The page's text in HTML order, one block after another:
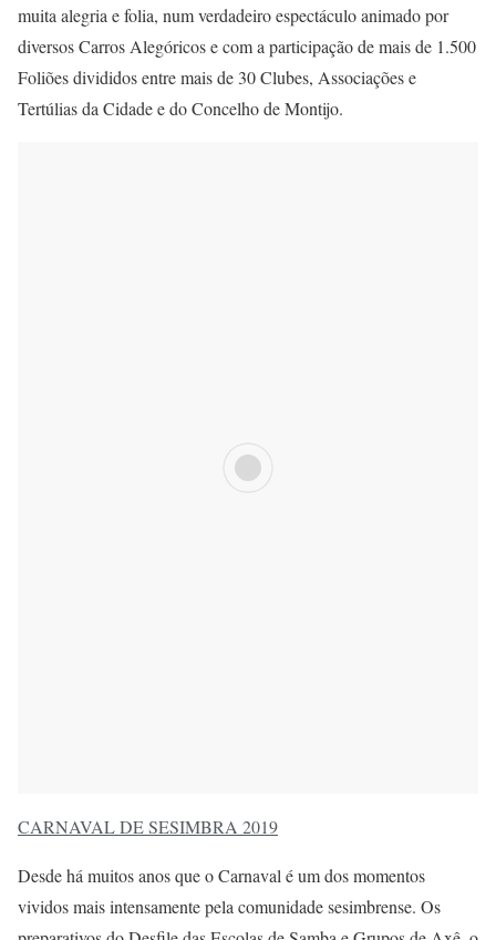
muita alegria e folia, num verdadeiro espectáculo animado por
diversos Carros Alegóricos e com a participação de mais de 1.500
Foliões divididos entre mais de 30 Clubes, Associações e
Tertúlias da Cidade e do Concelho de Montijo.
CARNAVAL DE SESIMBRA 2019
Desde há muitos anos que o Carnaval é um dos momentos
vividos mais intensamente pela comunidade sesimbrense. Os